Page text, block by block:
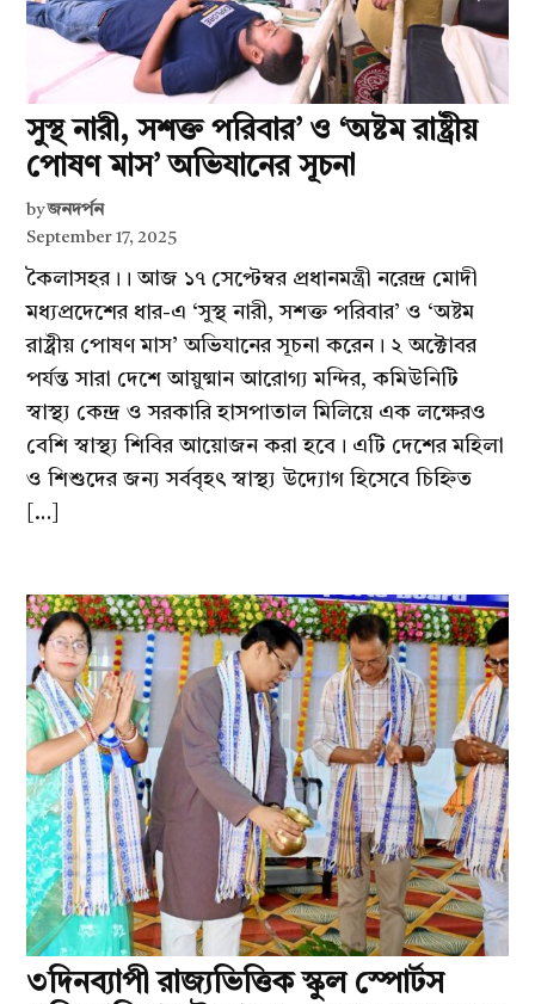
সুস্থ নারী, সশক্ত পরিবার’ ও ‘অষ্টম রাষ্ট্রীয়
পোষণ মাস’ অভিযানের সূচনা
by জনদর্পন
September 17, 2025
কৈলাসহর।। আজ ১৭ সেপ্টেম্বর প্রধানমন্ত্রী নরেন্দ্র মোদী
মধ্যপ্রদেশের ধার-এ ‘সুস্থ নারী, সশক্ত পরিবার’ ও ‘অষ্টম
রাষ্ট্রীয় পোষণ মাস’ অভিযানের সূচনা করেন। ২ অক্টোবর
পর্যন্ত সারা দেশে আয়ুষ্মান আরোগ্য মন্দির, কমিউনিটি
স্বাস্থ্য কেন্দ্র ও সরকারি হাসপাতাল মিলিয়ে এক লক্ষেরও
বেশি স্বাস্থ্য শিবির আয়োজন করা হবে। এটি দেশের মহিলা
ও শিশুদের জন্য সর্ববৃহৎ স্বাস্থ্য উদ্যোগ হিসেবে চিহ্নিত
[…]
৩দিনব্যাপী রাজ্যভিত্তিক স্কুল স্পোর্টস